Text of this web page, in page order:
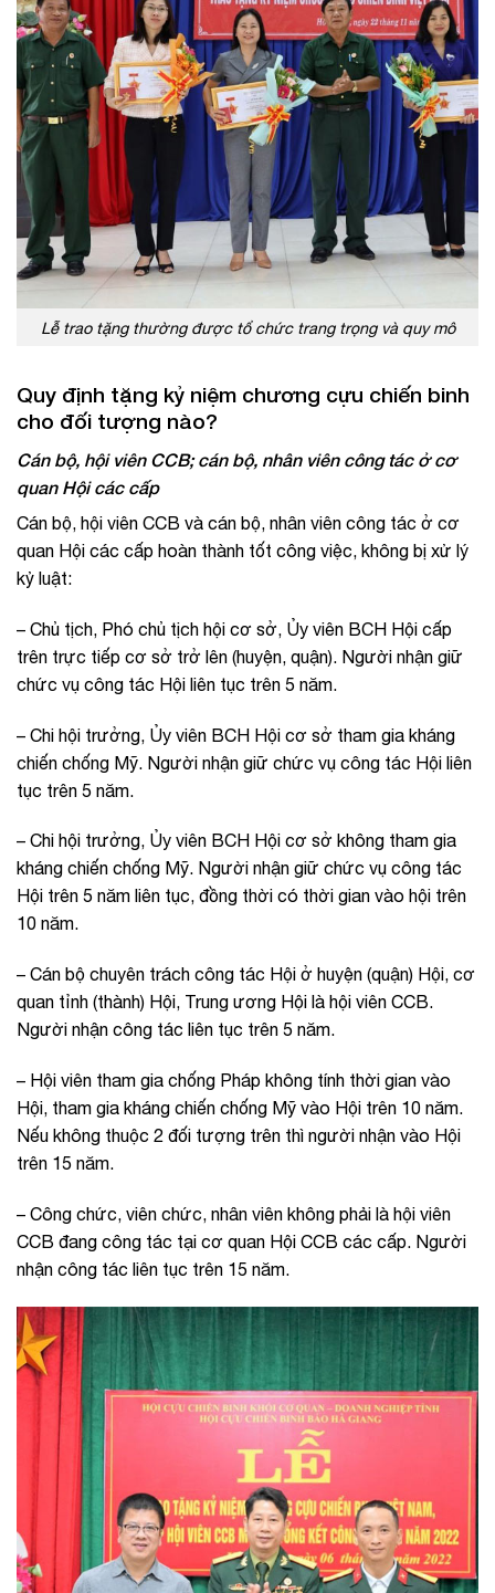
Lễ trao tặng thường được tổ chức trang trọng và quy mô
Quy định tặng kỷ niệm chương cựu chiến binh
cho đối tượng nào?
Cán bộ, hội viên CCB; cán bộ, nhân viên công tác ở cơ
quan Hội các cấp
Cán bộ, hội viên CCB và cán bộ, nhân viên công tác ở cơ
quan Hội các cấp hoàn thành tốt công việc, không bị xử lý
kỷ luật:
– Chủ tịch, Phó chủ tịch hội cơ sở, Ủy viên BCH Hội cấp
trên trực tiếp cơ sở trở lên (huyện, quận). Người nhận giữ
chức vụ công tác Hội liên tục trên 5 năm.
– Chi hội trưởng, Ủy viên BCH Hội cơ sở tham gia kháng
chiến chống Mỹ. Người nhận giữ chức vụ công tác Hội liên
tục trên 5 năm.
– Chi hội trưởng, Ủy viên BCH Hội cơ sở không tham gia
kháng chiến chống Mỹ. Người nhận giữ chức vụ công tác
Hội trên 5 năm liên tục, đồng thời có thời gian vào hội trên
10 năm.
– Cán bộ chuyên trách công tác Hội ở huyện (quận) Hội, cơ
quan tỉnh (thành) Hội, Trung ương Hội là hội viên CCB.
Người nhận công tác liên tục trên 5 năm.
– Hội viên tham gia chống Pháp không tính thời gian vào
Hội, tham gia kháng chiến chống Mỹ vào Hội trên 10 năm.
Nếu không thuộc 2 đối tượng trên thì người nhận vào Hội
trên 15 năm.
– Công chức, viên chức, nhân viên không phải là hội viên
CCB đang công tác tại cơ quan Hội CCB các cấp. Người
nhận công tác liên tục trên 15 năm.